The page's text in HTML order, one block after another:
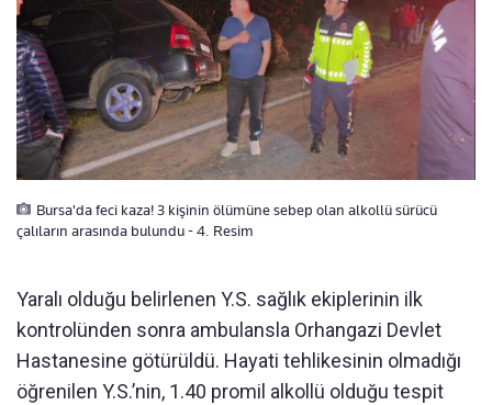
Bursa'da feci kaza! 3 kişinin ölümüne sebep olan alkollü sürücü
çalıların arasında bulundu - 4. Resim
Yaralı olduğu belirlenen Y.S. sağlık ekiplerinin ilk
kontrolünden sonra ambulansla Orhangazi Devlet
Hastanesine götürüldü. Hayati tehlikesinin olmadığı
öğrenilen Y.S.’nin, 1.40 promil alkollü olduğu tespit